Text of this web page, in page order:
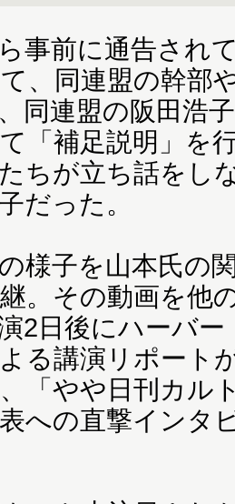
事前に通告され
、同連盟の幹部
同連盟の阪田浩
「補足説明」を
ちが立ち話をし
だった。
様子を山本氏の
。その動画を他
2日後にハーバ
る講演リポート
「やや日刊カル
への直撃インタ